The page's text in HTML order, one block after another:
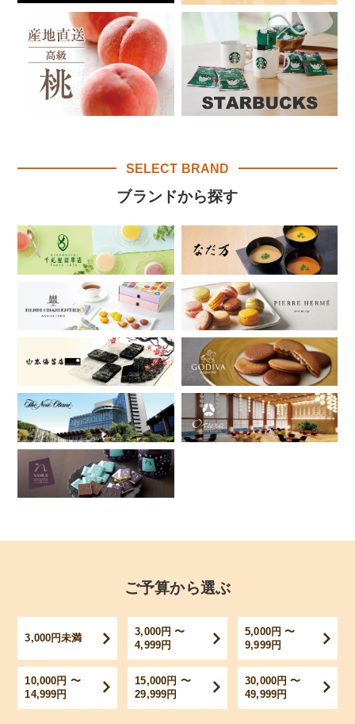
SELECT BRAND
ブランドから探す
ご予算から選ぶ
3,000円未満
3,000円 〜
4,999円
5,000円 〜
9,999円
10,000円 〜
14,999円
15,000円 〜
29,999円
30,000円 〜
49,999円